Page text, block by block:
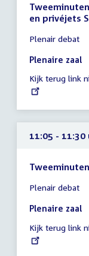
en privéjets
vergadering
10:45
11:05
uur
Plenair debat
Plenaire zaal
Kijk terug link
11:05 - 11:30
vergadering
11:05
11:30
uur
Plenair debat
Plenaire zaal
Kijk terug link